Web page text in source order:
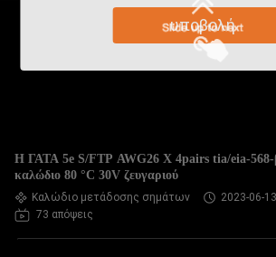
υποβολή
Η ΓΑΤΑ 5e S/FTP AWG26 Χ 4pairs tia/eia-568-
καλώδιο 80 °C 30V ζευγαριού
Καλώδιο μετάδοσης σημάτων
2023-06-13
73 απόψεις